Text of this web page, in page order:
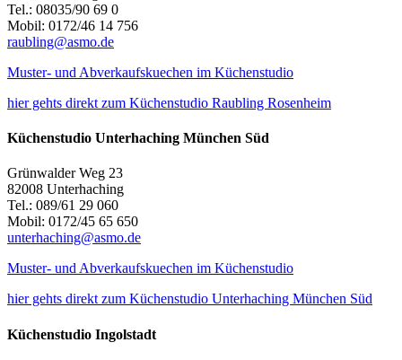
Tel.: 08035/90 69 0
Mobil: 0172/46 14 756
raubling@asmo.de
Muster- und Abverkaufskuechen im Küchenstudio
hier gehts direkt zum Küchenstudio Raubling Rosenheim
Küchenstudio Unterhaching München Süd
Grünwalder Weg 23
82008 Unterhaching
Tel.: 089/61 29 060
Mobil: 0172/45 65 650
unterhaching@asmo.de
Muster- und Abverkaufskuechen im Küchenstudio
hier gehts direkt zum Küchenstudio Unterhaching München Süd
Küchenstudio Ingolstadt